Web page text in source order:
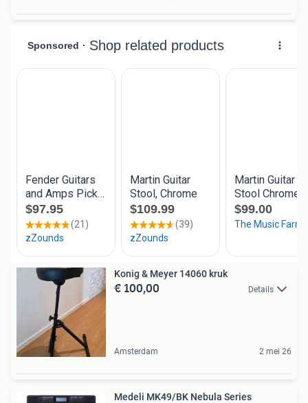
Konig & Meyer 14060 kruk
€ 100,00 Details
Amsterdam 2 mei 26
Medeli MK49/BK Nebula Series